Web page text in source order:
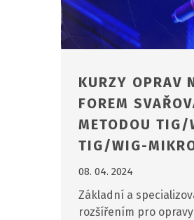
KURZY OPRAV
FOREM
METODOU TIG/
TIG/WIG-
08. 04. 2024
Základní a
rozšířením pro